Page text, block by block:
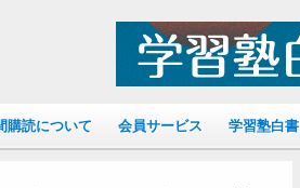
購読について 会員サービス 学習塾白書